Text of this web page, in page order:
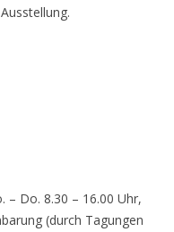
– Do. 8.30 – 16.00 Uhr,
(durch Tagungen